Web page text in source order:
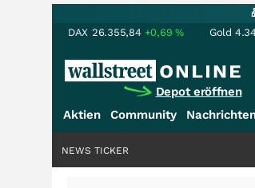
DAX 26.355,84 +0,69% Gold
Depot eröffnen
Aktien Community
NEWS TICKER